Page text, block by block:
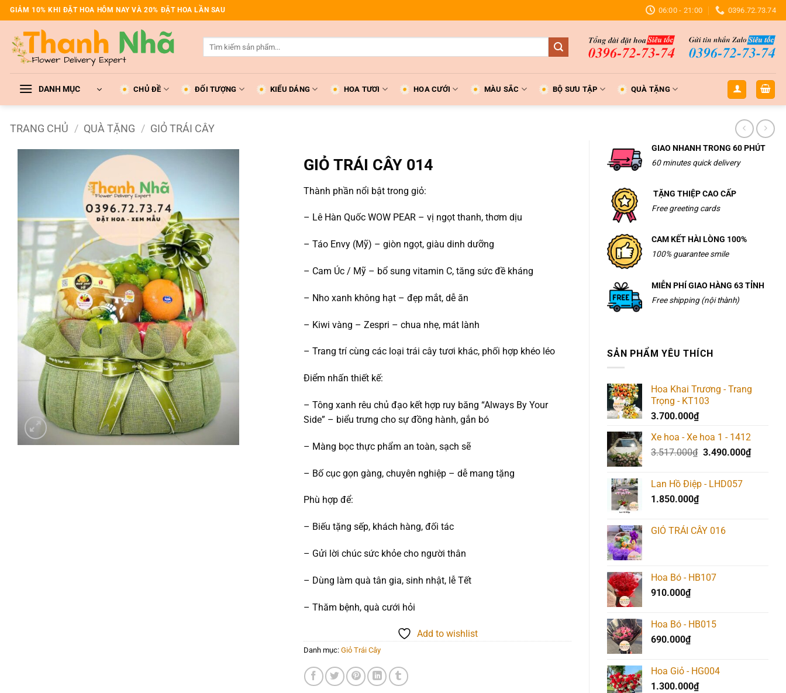
Bỏ
qua
dung
GIẢM 10% KHI ĐẶT HOA HÔM NAY VÀ 20% ĐẶT HOA LẦN SAU 06:00 - 21:00 0396.72.73.74
DANH MỤC CHỦ ĐỀ ĐỐI TƯỢNG KIỂU DÁNG HOA TƯƠI HOA CƯỚI MÀU SẮC BỘ SƯU TẬP QUÀ TẶNG
TRANG CHỦ / QUÀ TẶNG / GIỎ TRÁI CÂY
GIAO NHANH TRONG 60 PHÚT
60 minutes quick delivery
TẶNG THIỆP CAO CẤP
Free greeting cards
CAM KẾT HÀI LÒNG 100%
100% guarantee smile
MIỄN PHÍ GIAO HÀNG 63 TỈNH
Free shipping (nội thành)
SẢN PHẨM YÊU THÍCH
Hoa Khai Trương - Trang
Trọng - KT103
3.700.000₫
Xe hoa - Xe hoa 1 - 1412
3.517.000₫ Giá
3.517.000₫.
3.490.000₫Giá
Lan Hồ Điệp - LHD057
1.850.000₫
GIỎ TRÁI CÂY 016
Hoa Bó - HB107
910.000₫
Hoa Bó - HB015
690.000₫
Hoa Giỏ - HG004
1.300.000₫
GIỎ TRÁI CÂY 014
Thành phần nổi bật trong giỏ:
– Lê Hàn Quốc WOW PEAR – vị ngọt thanh, thơm dịu
– Táo Envy (Mỹ) – giòn ngọt, giàu dinh dưỡng
– Cam Úc / Mỹ – bổ sung vitamin C, tăng sức đề kháng
– Nho xanh không hạt – đẹp mắt, dễ ăn
– Kiwi vàng – Zespri – chua nhẹ, mát lành
– Trang trí cùng các loại trái cây tươi khác, phối hợp khéo léo
Điểm nhấn thiết kế:
– Tông xanh rêu chủ đạo kết hợp ruy băng “Always By Your
Side” – biểu trưng cho sự đồng hành, gắn bó
– Màng bọc thực phẩm an toàn, sạch sẽ
– Bố cục gọn gàng, chuyên nghiệp – dễ mang tặng
Phù hợp để:
– Biếu tặng sếp, khách hàng, đối tác
– Gửi lời chúc sức khỏe cho người thân
– Dùng làm quà tân gia, sinh nhật, lễ Tết
– Thăm bệnh, quà cưới hỏi
Add to wishlist
Danh mục: Giỏ Trái Cây